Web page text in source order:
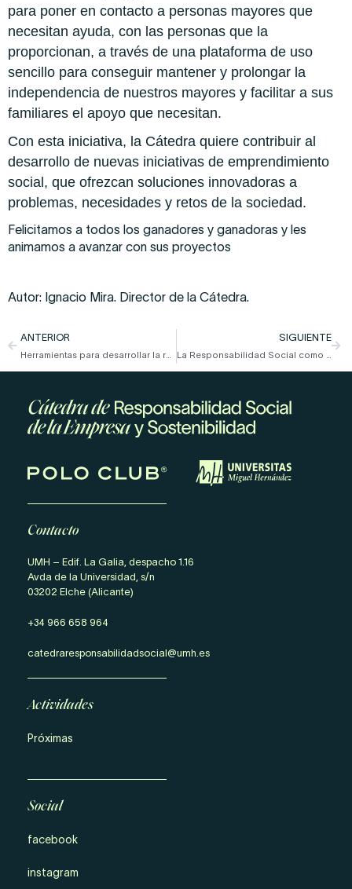
para poner en contacto a personas mayores que
necesitan ayuda, con las personas que la
proporcionan, a través de una plataforma de uso
sencillo para conseguir mantener y prolongar la
independencia de nuestros mayores y facilitar a sus
familiares el apoyo que necesitan.
Con esta iniciativa, la Cátedra quiere contribuir al
desarrollo de nuevas iniciativas de emprendimiento
social, que ofrezcan soluciones innovadoras a
problemas, necesidades y retos de la sociedad.
Felicitamos a todos los ganadores y ganadoras y les
animamos a avanzar con sus proyectos
Autor: Ignacio Mira. Director de la Cátedra.
ANTERIOR SIGUIENTE
Contacto
UMH – Edif. La Galia, despacho 1.16
Avda de la Universidad, s/n
03202 Elche (Alicante)
+34 966 658 964
catedraresponsabilidadsocial@umh.es
Actividades
Próximas
Social
facebook
instagram